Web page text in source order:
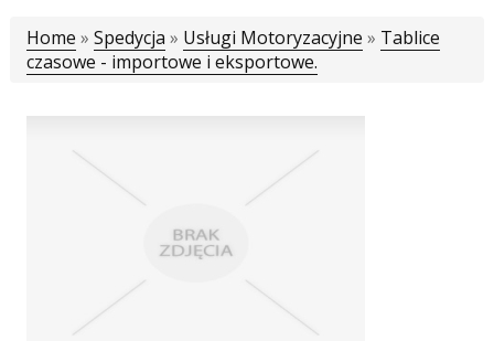
Lokum
Drzwi i Okna
Domy, Mieszkania
Nauczanie
Placówki Edukacyjne
Kursy Językowe
Konferencje, Sale Szkoleniowe
Kursy i Szkolenia
Home » Spedycja » Usługi Motoryzacyjne » Tablice
czasowe - importowe i eksportowe.